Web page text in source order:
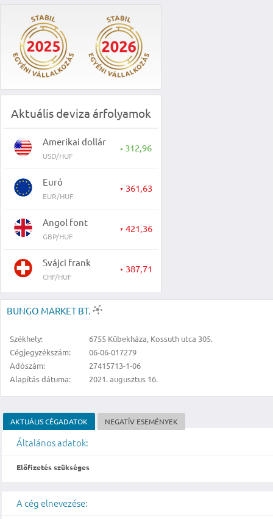
Aktuális deviza árfolyamok
Amerikai dollár
USD/HUF
▲ 312,96
Euró
EUR/HUF
▼ 361,63
Angol font
GBP/HUF
▼ 421,36
Svájci frank
CHF/HUF
▼ 387,71
BUNGO MARKET BT.
Székhely:
6755 Kübekháza, Kossuth utca 305.
Cégjegyzékszám:
06-06-017279
Adószám:
27415713-1-06
Alapítás dátuma:
2021. augusztus 16.
AKTUÁLIS CÉGADATOK NEGATÍV ESEMÉNYEK
Általános adatok:
Előfizetés szükséges
A cég elnevezése: